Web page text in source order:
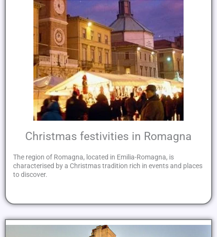
Christmas festivities in Romagna
The region of Romagna, located in Emilia-Romagna, is
characterised by a Christmas tradition rich in events and places
to discover.